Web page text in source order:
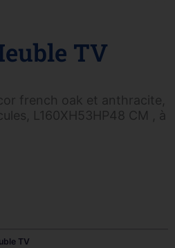
TV
french oak et anthracite,
L160XH53HP48 CM , à
TV